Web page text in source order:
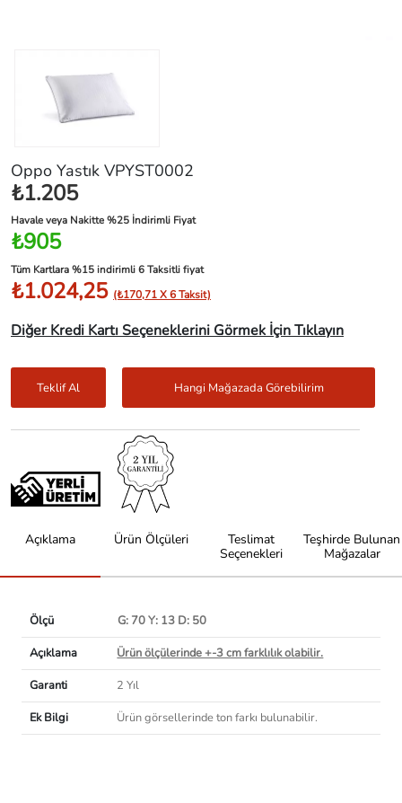
Oppo Yastık VPYST0002
₺1.205
Havale veya Nakitte %25 İndirimli Fiyat
₺905
Tüm Kartlara %15 indirimli 6 Taksitli fiyat
₺1.024,25 (₺170,71 X 6 Taksit)
Diğer Kredi Kartı Seçeneklerini Görmek İçin Tıklayın
Teklif Al Hangi Mağazada Görebilirim
Açıklama Ürün Ölçüleri
Teslimat
Seçenekleri
Teşhirde Bulunan
Mağazalar
Ölçü
G: 70 Y: 13 D: 50
Açıklama
Ürün ölçülerinde +-3 cm farklılık olabilir.
Garanti
2 Yıl
Ek Bilgi
Ürün görsellerinde ton farkı bulunabilir.